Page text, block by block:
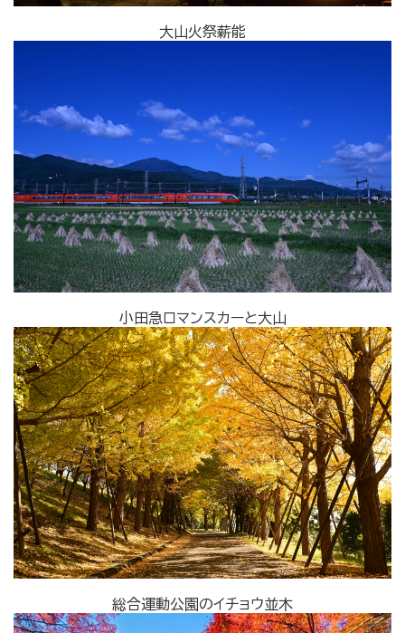
大山火祭薪能
小田急ロマンスカーと大山
総合運動公園のイチョウ並木